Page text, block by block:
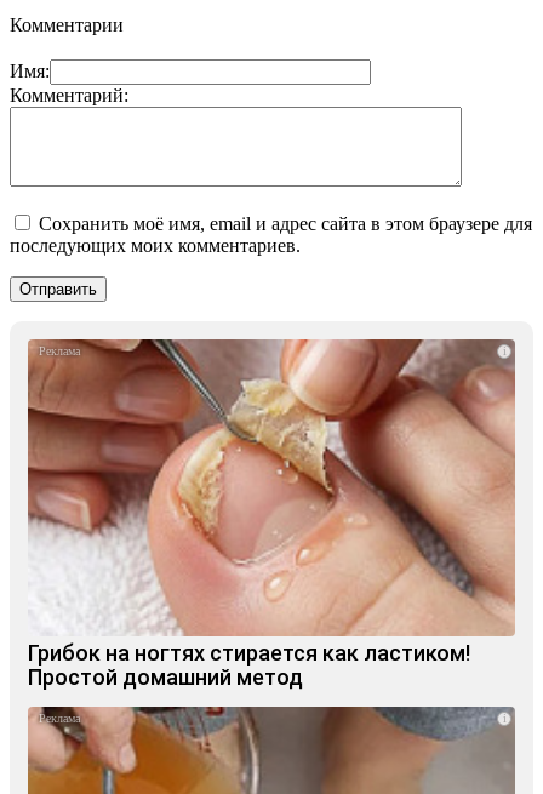
Комментарии
Имя:
Комментарий:
Сохранить моё имя, email и адрес сайта в этом браузере для
последующих моих комментариев.
i
Грибок на ногтях стирается как ластиком!
Простой домашний метод
i